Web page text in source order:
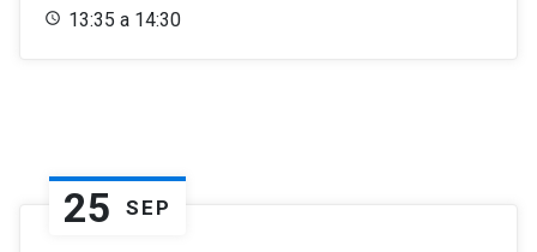
13:35 a 14:30
25 SEP